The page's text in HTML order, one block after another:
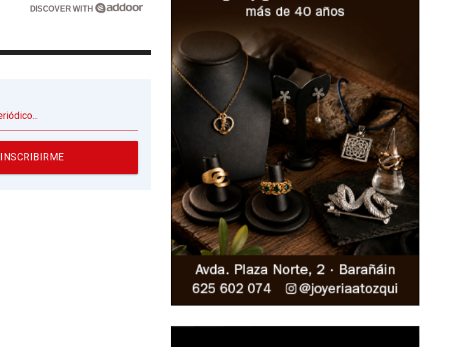
DISCOVER WITH
INSCRIBIRME